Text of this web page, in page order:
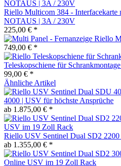
Riello Multicom 384 - Interfacekarte
NOTAUS | 3A / 230V
225,00 € *
Riello
749,00 € *
Teleskopschiene für
99,00 € *
Ähnliche Artikel
4000 | USV für höchste Ansprüche
ab 1.875,00 € *
Riello USV Sentinel Dual SD2 2200
ab 1.355,00 € *